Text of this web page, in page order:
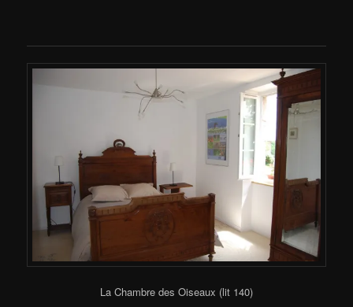
La Chambre des Oiseaux (lit 140)